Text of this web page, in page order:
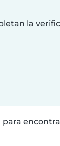
la
para